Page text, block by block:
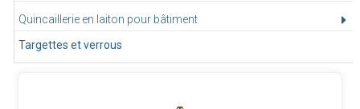
Quincaillerie en laiton pour bâtiment
Targettes et verrous